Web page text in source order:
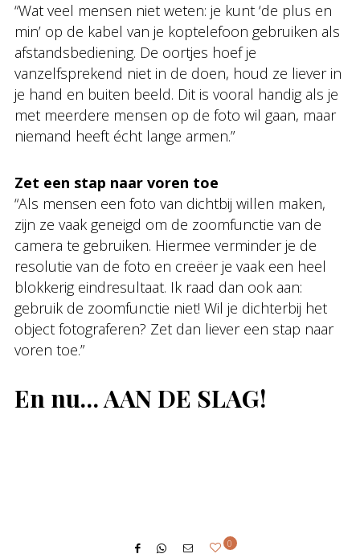
“Wat veel mensen niet weten: je kunt ‘de plus en
min’ op de kabel van je koptelefoon gebruiken als
afstandsbediening. De oortjes hoef je
vanzelfsprekend niet in de doen, houd ze liever in
je hand en buiten beeld. Dit is vooral handig als je
met meerdere mensen op de foto wil gaan, maar
niemand heeft écht lange armen.”
Zet een stap naar voren toe
“Als mensen een foto van dichtbij willen maken,
zijn ze vaak geneigd om de zoomfunctie van de
camera te gebruiken. Hiermee verminder je de
resolutie van de foto en creëer je vaak een heel
blokkerig eindresultaat. Ik raad dan ook aan:
gebruik de zoomfunctie niet! Wil je dichterbij het
object fotograferen? Zet dan liever een stap naar
voren toe.”
En nu… AAN DE SLAG!
0